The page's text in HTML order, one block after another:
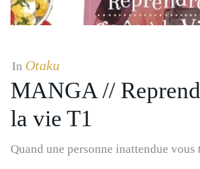
In Otaku
MANGA //
la vie T1
Quand une personne inattendue